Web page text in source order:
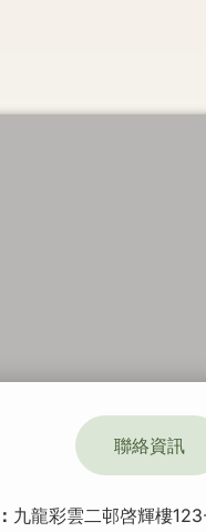
聯絡資訊
九龍彩雲二邨啓輝樓